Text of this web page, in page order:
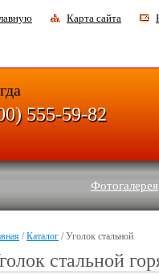
Карта сайта
Фотогалерея
555-59-82
/Каталог / Уголок стальной
стальной